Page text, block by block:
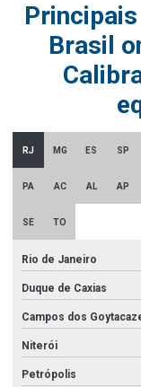
Brasil
RJ MG ES SP
PA AC AL AP
SE TO
Rio de Janeiro
Duque de Caxias
Campos dos
Niterói
Petrópolis